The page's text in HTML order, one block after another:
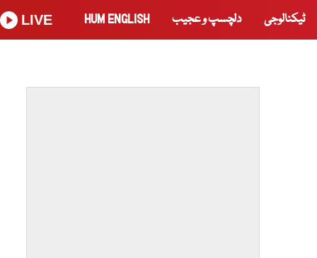
ٹیکنالوجی دلچسپ و عجیب HUM ENGLISH
LIVE